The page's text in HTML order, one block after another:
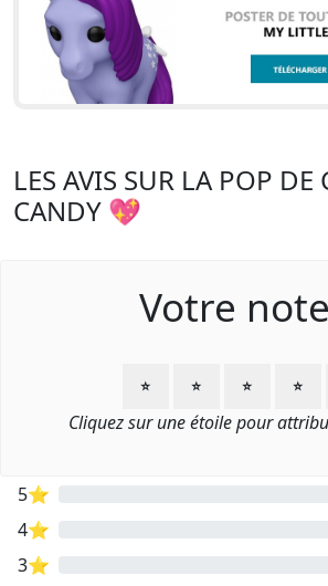
LES AVIS SUR LA POP DE
CANDY 💖
Votre
⭐ ⭐ ⭐ ⭐
Cliquez sur une étoile pour
5⭐
4⭐
3⭐